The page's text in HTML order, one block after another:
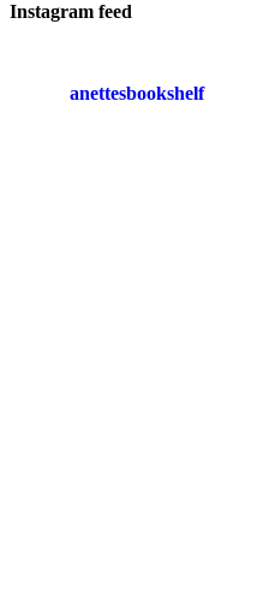
Instagram feed
anettesbookshelf